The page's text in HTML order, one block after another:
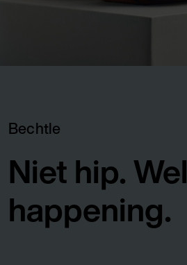
Bechtle
Niet hip. Wel
happening.